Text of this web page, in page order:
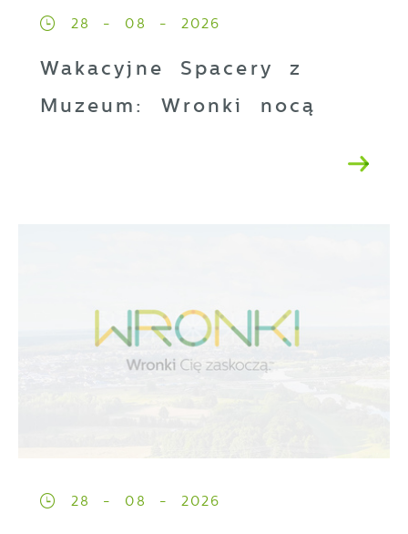
28 - 08 - 2026
Wakacyjne Spacery z
Muzeum: Wronki nocą
28 - 08 - 2026